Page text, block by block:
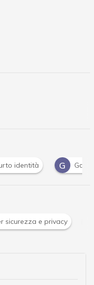
M malware
R Ransomware